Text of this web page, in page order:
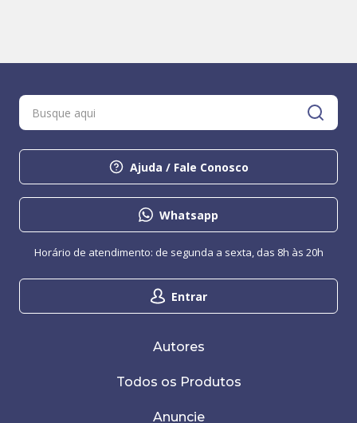
Ajuda / Fale Conosco
Whatsapp
Entrar
Horário de atendimento: de segunda a sexta, das 8h às 20h
Autores
Todos os Produtos
Anuncie